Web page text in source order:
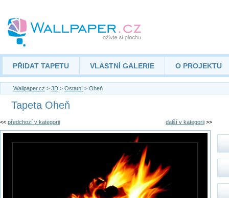
PŘIDAT TAPETU VLASTNÍ GALERIE O PROJEKTU
Wallpaper.cz > 3D > Ostatní > Oheň
Tapeta Oheň
<< předchozí v kategorii další v kategorii >>